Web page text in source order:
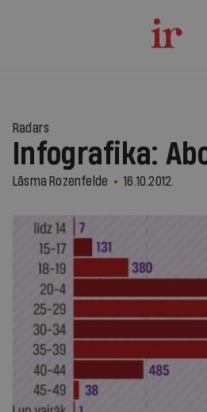
Radars
Infografika:
Lāsma Rozenfelde 16.10.2012.